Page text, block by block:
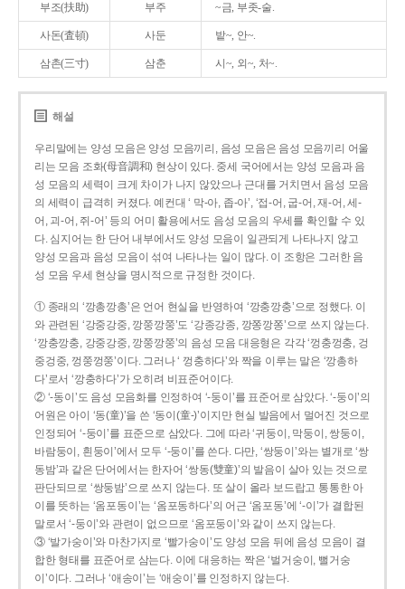
부조(扶助) 부주 ~금, 부좃-술.
사돈(査頓) 사둔 밭~, 안~.
삼촌(三寸) 삼춘 시~, 외~, 처~.
해설
우리말에는 양성 모음은 양성 모음끼리, 음성 모음은 음성 모음끼리 어울
리는 모음 조화(母音調和) 현상이 있다. 중세 국어에서는 양성 모음과 음
성 모음의 세력이 크게 차이가 나지 않았으나 근대를 거치면서 음성 모음
의 세력이 급격히 커졌다. 예컨대 ‘ 막-아, 좁-아’, ‘접-어, 굽-어, 재-어, 세-
어, 괴-어, 쥐-어’ 등의 어미 활용에서도 음성 모음의 우세를 확인할 수 있
다. 심지어는 한 단어 내부에서도 양성 모음이 일관되게 나타나지 않고
양성 모음과 음성 모음이 섞여 나타나는 일이 많다. 이 조항은 그러한 음
성 모음 우세 현상을 명시적으로 규정한 것이다.
① 종래의 ‘깡총깡총’은 언어 현실을 반영하여 ‘깡충깡충’으로 정했다. 이
와 관련된 ‘강중강중, 깡쭝깡쭝’도 ‘강종강종, 깡쫑깡쫑’으로 쓰지 않는다.
‘깡충깡충, 강중강중, 깡쭝깡쭝’의 음성 모음 대응형은 각각 ‘껑충껑충, 겅
중겅중, 껑쭝껑쭝’이다. 그러나 ‘ 껑충하다’와 짝을 이루는 말은 ‘깡총하
다’로서 ‘깡충하다’가 오히려 비표준어이다.
② ‘-동이’도 음성 모음화를 인정하여 ‘-둥이’를 표준어로 삼았다. ‘-둥이’의
어원은 아이 ‘동(童)’을 쓴 ‘동이(童-)’이지만 현실 발음에서 멀어진 것으로
인정되어 ‘-둥이’를 표준으로 삼았다. 그에 따라 ‘귀둥이, 막둥이, 쌍둥이,
바람둥이, 흰둥이’에서 모두 ‘-둥이’를 쓴다. 다만, ‘쌍둥이’와는 별개로 ‘쌍
동밤’과 같은 단어에서는 한자어 ‘쌍동(雙童)’의 발음이 살아 있는 것으로
판단되므로 ‘쌍둥밤’으로 쓰지 않는다. 또 살이 올라 보드랍고 통통한 아
이를 뜻하는 ‘옴포동이’는 ‘옴포동하다’의 어근 ‘옴포동’에 ‘-이’가 결합된
말로서 ‘-둥이’와 관련이 없으므로 ‘옴포둥이’와 같이 쓰지 않는다.
③ ‘발가숭이’와 마찬가지로 ‘빨가숭이’도 양성 모음 뒤에 음성 모음이 결
합한 형태를 표준어로 삼는다. 이에 대응하는 짝은 ‘벌거숭이, 뻘거숭
이’이다. 그러나 ‘애송이’는 ‘애숭이’를 인정하지 않는다.